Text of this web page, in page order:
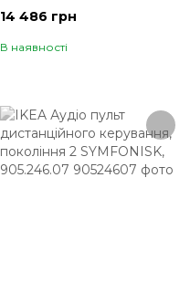
14 486 грн
В наявності